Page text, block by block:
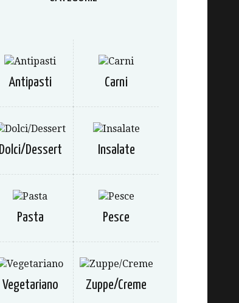
Antipasti Carni
Dolci/Dessert Insalate
Pasta Pesce
Vegetariano Zuppe/Creme